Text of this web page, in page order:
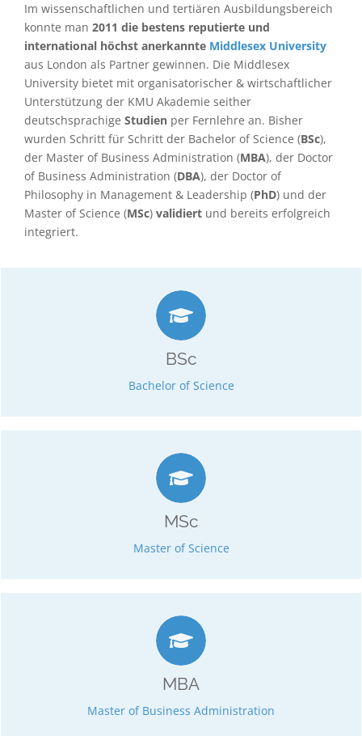
Im wissenschaftlichen und tertiären Ausbildungsbereich
konnte man 2011 die bestens reputierte und
international höchst anerkannte Middlesex University
aus London als Partner gewinnen. Die Middlesex
University bietet mit organisatorischer & wirtschaftlicher
Unterstützung der KMU Akademie seither
deutschsprachige Studien per Fernlehre an. Bisher
wurden Schritt für Schritt der Bachelor of Science (BSc),
der Master of Business Administration (MBA), der Doctor
of Business Administration (DBA), der Doctor of
Philosophy in Management & Leadership (PhD) und der
Master of Science (MSc) validiert und bereits erfolgreich
integriert.
BSc
Bachelor of Science
Business & Management
180 ECTS
6 Semester
mind. 21 Monate / max. 7 Jahre
MSc
Master of Science
3 Spezifikationen
120 ECTS
4 Semester
mind. 14 Monate / max. 7 Jahre
MBA
Master of Business Administration
20 Spezifikationen
120 ECTS
4 Semester
mind. 14 Monate / max. 7 Jahre